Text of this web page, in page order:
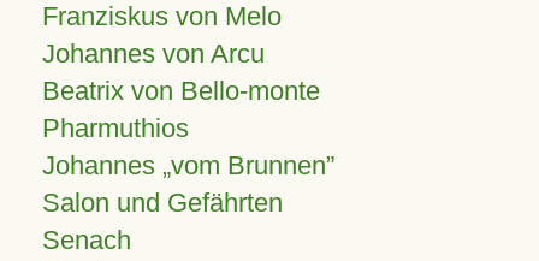
Franziskus von Melo
Johannes von Arcu
Beatrix von Bello-monte
Pharmuthios
Johannes vom Brunnen
Salon und Gefährten
Senach